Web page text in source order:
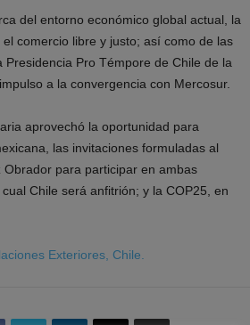
del entorno económico global actual, la
comercio libre y justo; así como de las
Presidencia Pro Témpore de Chile de la
a la convergencia con Mercosur.
aprovechó la oportunidad para
las invitaciones formuladas al
Obrador para participar en ambas
Chile será anfitrión; y la COP25, en
Exteriores, Chile.